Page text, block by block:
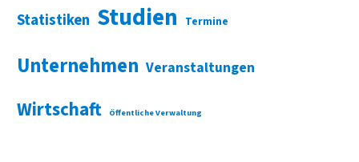
Statistiken Studien Termine
Unternehmen Veranstaltungen
Wirtschaft Öffentliche Verwaltung